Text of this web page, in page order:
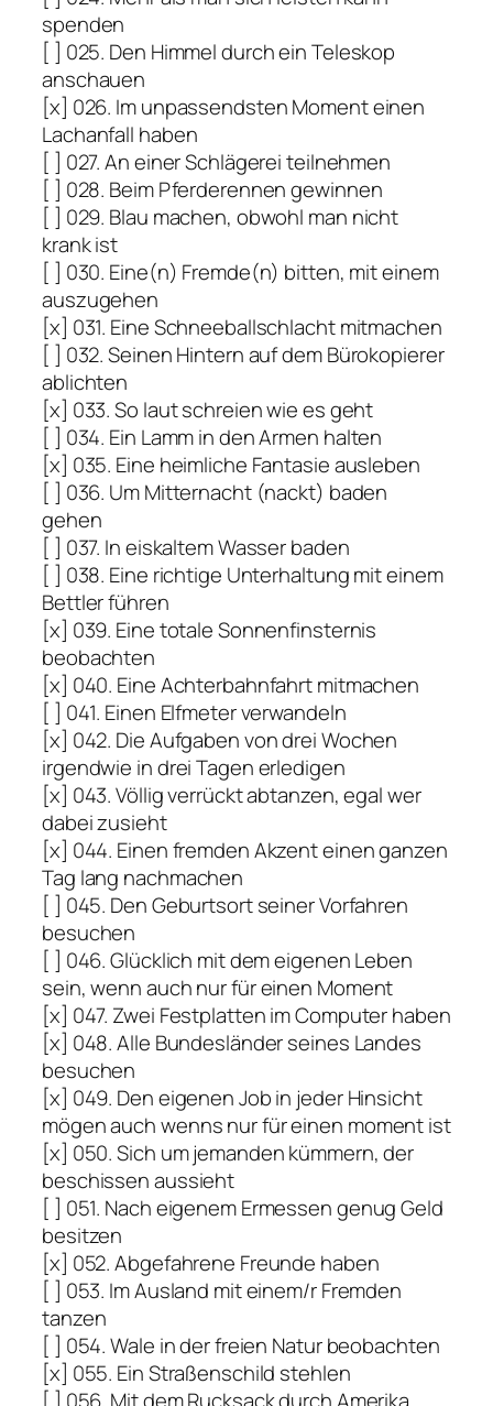
spenden
[ ] 025. Den Himmel durch ein Teleskop
anschauen
[x] 026. Im unpassendsten Moment einen
Lachanfall haben
[ ] 027. An einer Schlägerei teilnehmen
[ ] 028. Beim Pferderennen gewinnen
[ ] 029. Blau machen, obwohl man nicht
krank ist
[ ] 030. Eine(n) Fremde(n) bitten, mit einem
auszugehen
[x] 031. Eine Schneeballschlacht mitmachen
[ ] 032. Seinen Hintern auf dem Bürokopierer
ablichten
[x] 033. So laut schreien wie es geht
[ ] 034. Ein Lamm in den Armen halten
[x] 035. Eine heimliche Fantasie ausleben
[ ] 036. Um Mitternacht (nackt) baden
gehen
[ ] 037. In eiskaltem Wasser baden
[ ] 038. Eine richtige Unterhaltung mit einem
Bettler führen
[x] 039. Eine totale Sonnenfinsternis
beobachten
[x] 040. Eine Achterbahnfahrt mitmachen
[ ] 041. Einen Elfmeter verwandeln
[x] 042. Die Aufgaben von drei Wochen
irgendwie in drei Tagen erledigen
[x] 043. Völlig verrückt abtanzen, egal wer
dabei zusieht
[x] 044. Einen fremden Akzent einen ganzen
Tag lang nachmachen
[ ] 045. Den Geburtsort seiner Vorfahren
besuchen
[ ] 046. Glücklich mit dem eigenen Leben
sein, wenn auch nur für einen Moment
[x] 047. Zwei Festplatten im Computer haben
[x] 048. Alle Bundesländer seines Landes
besuchen
[x] 049. Den eigenen Job in jeder Hinsicht
mögen auch wenns nur für einen moment ist
[x] 050. Sich um jemanden kümmern, der
beschissen aussieht
[ ] 051. Nach eigenem Ermessen genug Geld
besitzen
[x] 052. Abgefahrene Freunde haben
[ ] 053. Im Ausland mit einem/r Fremden
tanzen
[ ] 054. Wale in der freien Natur beobachten
[x] 055. Ein Straßenschild stehlen